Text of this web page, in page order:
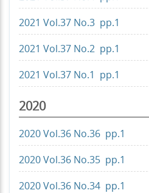
2021 Vol.37 No.3 pp.1
2021 Vol.37 No.2 pp.1
2021 Vol.37 No.1 pp.1
2020
2020 Vol.36 No.36 pp.1
2020 Vol.36 No.35 pp.1
2020 Vol.36 No.34 pp.1